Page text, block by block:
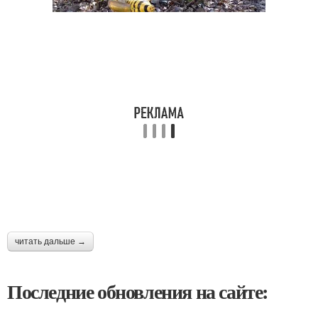
читать дальше →
Последние обновления на сайте: